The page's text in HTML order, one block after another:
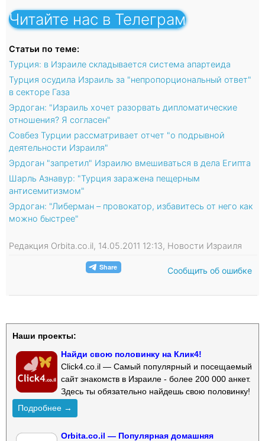
Читайте нас в Телеграм
Статьи по теме:
Турция: в Израиле складывается система апартеида
Турция осудила Израиль за "непропорциональный ответ"
в секторе Газа
Эрдоган: "Израиль хочет разорвать дипломатические
отношения? Я согласен"
Совбез Турции рассматривает отчет "о подрывной
деятельности Израиля"
Эрдоган "запретил" Израилю вмешиваться в дела Египта
Шарль Азнавур: "Турция заражена пещерным
антисемитизмом"
Эрдоган: "Либерман – провокатор, избавитесь от него как
можно быстрее"
Редакция Orbita.co.il, 14.05.2011 12:13, Новости Израиля
Сообщить об ошибке
Наши проекты:
Найди свою половинку на Клик4!
Click4.co.il — Самый популярный и посещаемый
сайт знакомств в Израиле - более 200 000 анкет.
Здесь ты обязательно найдешь свою половинку!
Подробнее →
Orbita.co.il — Популярная домашняя